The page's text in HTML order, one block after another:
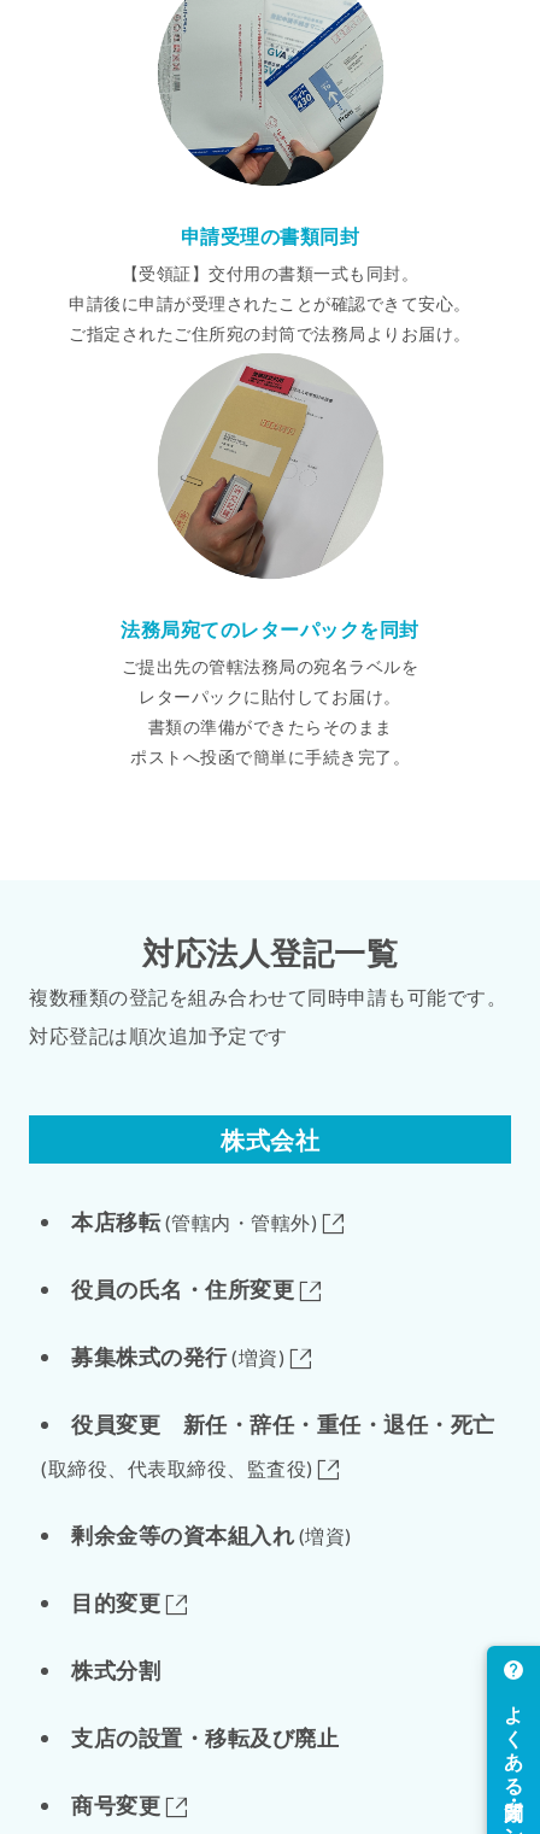
申請受理の書類同封
【受領証】交付用の書類一式も同封。
申請後に申請が受理されたことが確認できて安心。
ご指定されたご住所宛の封筒で法務局よりお届け。
法務局宛てのレターパックを同封
ご提出先の管轄法務局の宛名ラベルを
レターパックに貼付してお届け。
書類の準備ができたらそのまま
ポストへ投函で簡単に手続き完了。
対応法人登記一覧
複数種類の登記を組み合わせて同時申請も可能です。
対応登記は順次追加予定です
株式会社
本店移転(管轄内・管轄外)
役員の氏名・住所変更
募集株式の発行(増資)
役員変更 新任・辞任・重任・退任・死亡
(取締役、代表取締役、監査役)
剰余金等の資本組入れ (増資)
目的変更
株式分割
支店の設置・移転及び廃止
商号変更